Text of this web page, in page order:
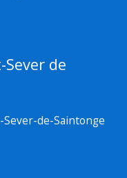
de
Sever-de-Saintonge